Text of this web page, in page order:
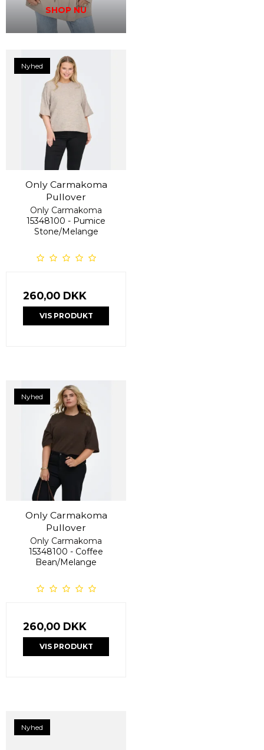
SHOP NU
Nyhed
Only Carmakoma
Pullover
Only Carmakoma
15348100 - Pumice
Stone/Melange
260,00 DKK
VIS PRODUKT
Nyhed
Only Carmakoma
Pullover
Only Carmakoma
15348100 - Coffee
Bean/Melange
260,00 DKK
VIS PRODUKT
Nyhed